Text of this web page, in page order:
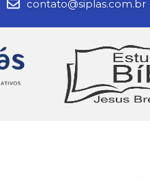
contato@siplas.com.br